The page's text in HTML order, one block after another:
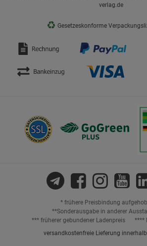
verlag.de
♻ Gesetzeskonforme
* frühere Preisbindung
**Sonderausgabe in anderer
*** früherer gebundener Ladenpreis
****
versandkostenfreie Lieferung